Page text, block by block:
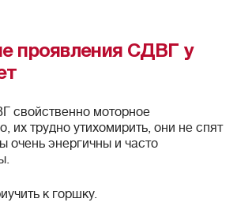
проявления СДВГ у
свойственно моторное
их трудно утихомирить, они не спят
очень энергичны и часто
к горшку.